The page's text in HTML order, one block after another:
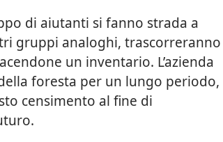
di aiutanti si fanno strada a
gruppi analoghi, trascorreranno
un inventario. L’azienda
foresta per un lungo periodo,
censimento al fine di